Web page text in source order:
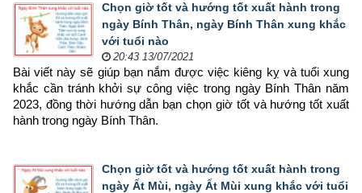
Chọn giờ tốt và hướng tốt xuất hành trong
ngày Bính Thân, ngày Bính Thân xung khắc
với tuổi nào
20:43 13/07/2021
Bài viết này sẽ giúp bạn nắm được việc kiêng kỵ và tuổi xung
khắc cần tránh khởi sự công việc trong ngày Bính Thân năm
2023, đồng thời hướng dẫn bạn chọn giờ tốt và hướng tốt xuất
hành trong ngày Bính Thân.
Chọn giờ tốt và hướng tốt xuất hành trong
ngày Ất Mùi, ngày Ất Mùi xung khắc với tuổi